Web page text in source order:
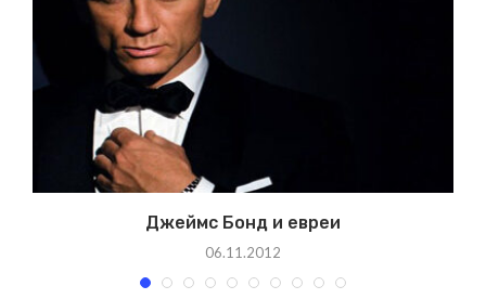
Джеймс Бонд и евреи
06.11.2012